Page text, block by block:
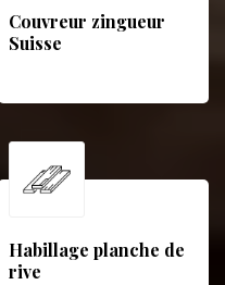
Couvreur zingueur
Suisse
Habillage planche de
rive